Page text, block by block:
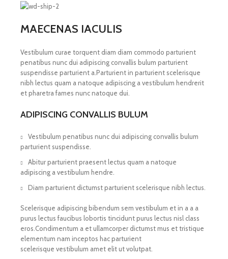
MAECENAS IACULIS
Vestibulum curae torquent diam diam commodo parturient
penatibus nunc dui adipiscing convallis bulum parturient
suspendisse parturient a.Parturient in parturient scelerisque
nibh lectus quam a natoque adipiscing a vestibulum hendrerit
et pharetra fames nunc natoque dui.
ADIPISCING CONVALLIS BULUM
Vestibulum penatibus nunc dui adipiscing convallis bulum
parturient suspendisse.
Abitur parturient praesent lectus quam a natoque
adipiscing a vestibulum hendre.
Diam parturient dictumst parturient scelerisque nibh lectus.
Scelerisque adipiscing bibendum sem vestibulum et in a a a
purus lectus faucibus lobortis tincidunt purus lectus nisl class
eros.Condimentum a et ullamcorper dictumst mus et tristique
elementum nam inceptos hac parturient
scelerisque vestibulum amet elit ut volutpat.